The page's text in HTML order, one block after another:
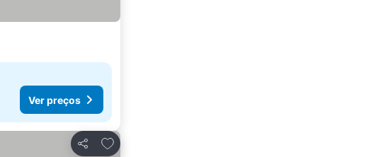
Ver preços
Partilhar
Adicionar aos favoritos